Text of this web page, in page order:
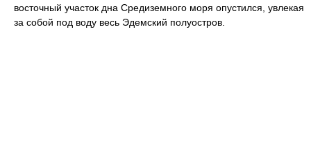
восточный участок дна Средиземного моря опустился, увлекая
за собой под воду весь Эдемский полуостров.